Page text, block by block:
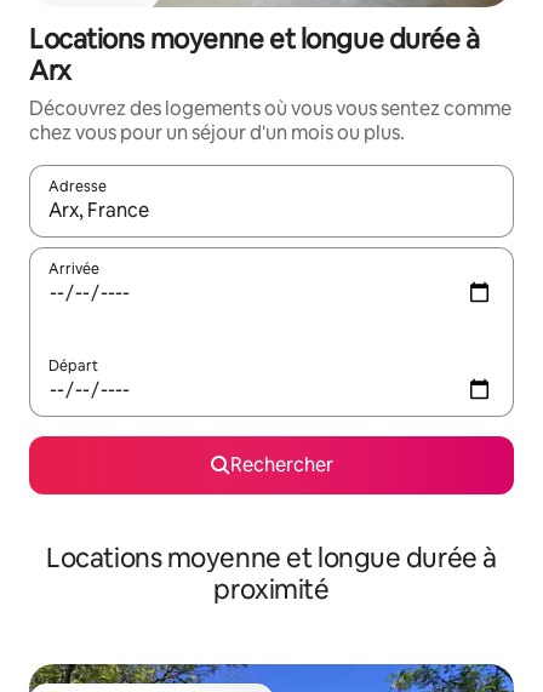
Locations moyenne et longue durée à
Arx
Découvrez des logements où vous vous sentez comme
chez vous pour un séjour d'un mois ou plus.
Adresse
Lorsque les résultats s'affichent, utilisez les flèches vers le
Arrivée
Départ
Rechercher
Locations moyenne et longue durée à
proximité